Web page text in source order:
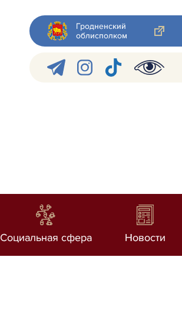
Гродненский
облисполком
Социальная сфера Новости